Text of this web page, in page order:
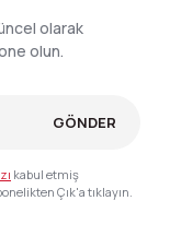
olarak
olun.
GÖNDER
kabul etmiş
Çık'a tıklayın.